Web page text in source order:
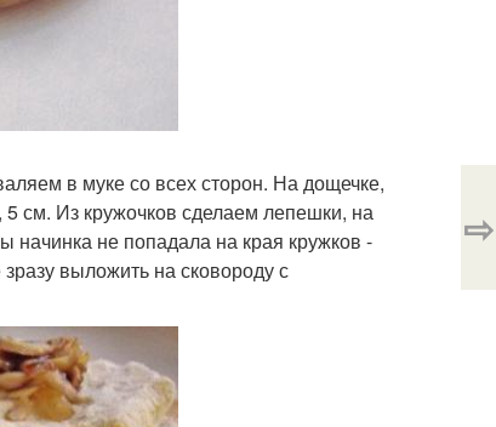
в муке со всех сторон. На дощечке,
см. Из кружочков сделаем лепешки, на
начинка не попадала на края кружков -
выложить на сковороду с
⇨